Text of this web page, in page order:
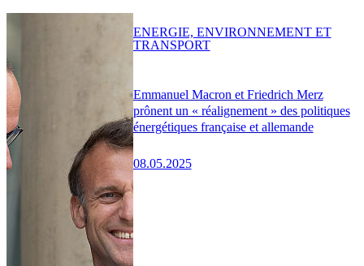
Emmanuel Macron et Friedrich Merz
prônent un « réalignement » des politiques
énergétiques française et allemande
08.05.2025
ENERGIE, ENVIRONNEMENT ET
TRANSPORT